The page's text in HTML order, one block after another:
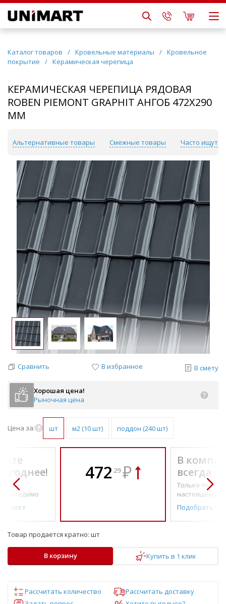
Каталог товаров / Кровельные материалы / Кровельное
покрытие
/ Керамическая черепица
КЕРАМИЧЕСКАЯ ЧЕРЕПИЦА РЯДОВАЯ
ROBEN PIEMONT GRAPHIT АНГОБ 472Х290
ММ
Альтернативные товары Смежные товары Часто ищут
Сравнить В избранное В смету
Хорошая цена!
Рыночная цена
Цена за: шт м2 (10 шт) поддон (240 шт)
по-
472 29 ₽
В
всегда
Только то, что
настоящему
Подобрать
Товар продается кратно: шт
В корзину Купить в 1 клик
Рассчитать количество
Рассчитать доставку